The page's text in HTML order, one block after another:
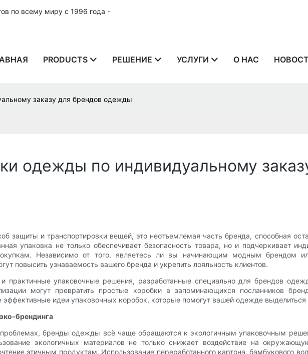
по всему миру с 1996 года -
PRODUCTS РЕШЕНИЕ УСЛУГИ О НАС
заказу для брендов одежды
одежды по индивидуальному
и транспортировки вещей, это неотъемлемая часть бренда, способная
упаковка не только обеспечивает безопасность товара, но и подчеркивает
Независимо от того, являетесь ли вы начинающим модным брендом
повысить узнаваемость вашего бренда и укрепить лояльность клиентов.
практичные упаковочные решения, разработанные специально для брендов
могут превратить простые коробки в запоминающихся посланников
идеи упаковочных коробок, которые помогут вашей одежде
брендинга
бренды одежды всё чаще обращаются к экологичным упаковочным
экологичных материалов не только снижает воздействие на
этичным продуктам. Использование переработанного картона, бамбукового